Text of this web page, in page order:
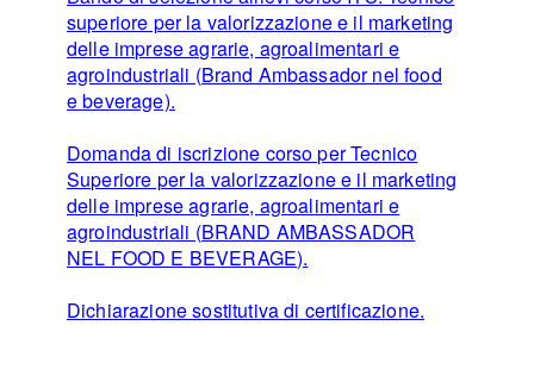
superiore per la valorizzazione e il marketing
delle imprese agrarie, agroalimentari e
agroindustriali (Brand Ambassador nel food
e beverage).
Domanda di iscrizione corso per Tecnico
Superiore per la valorizzazione e il marketing
delle imprese agrarie, agroalimentari e
agroindustriali (BRAND AMBASSADOR
NEL FOOD E BEVERAGE).
Dichiarazione sostitutiva di certificazione.